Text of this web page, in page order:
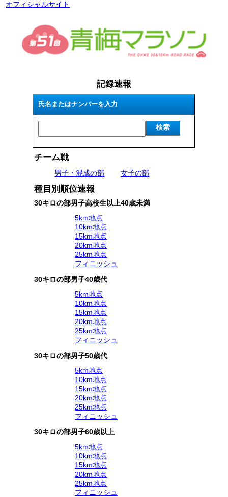
オフィシャルサイト
記録速報
氏名またはナンバーを入力
検索
チーム戦
男子・混成の部 女子の部
種目別順位速報
30キロの部男子高校生以上40歳未満
5km地点
10km地点
15km地点
20km地点
25km地点
フィニッシュ
30キロの部男子40歳代
5km地点
10km地点
15km地点
20km地点
25km地点
フィニッシュ
30キロの部男子50歳代
5km地点
10km地点
15km地点
20km地点
25km地点
フィニッシュ
30キロの部男子60歳以上
5km地点
10km地点
15km地点
20km地点
25km地点
フィニッシュ